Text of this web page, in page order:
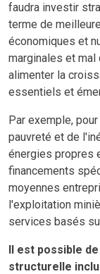
faudra investir
terme de
économiques et
marginales et
alimenter la
essentiels et
Par exemple,
pauvreté et de
énergies propres
financements
moyennes
l'exploitation
services basés
Il est possible
structurelle